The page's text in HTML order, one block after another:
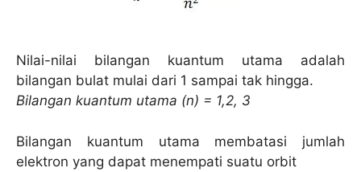
Nilai-nilai bilangan kuantum utama adalah
bilangan bulat mulai dari 1 sampai tak hingga.
Bilangan kuantum utama (n) = 1,2, 3
Bilangan kuantum utama membatasi jumlah
elektron yang dapat menempati suatu orbit